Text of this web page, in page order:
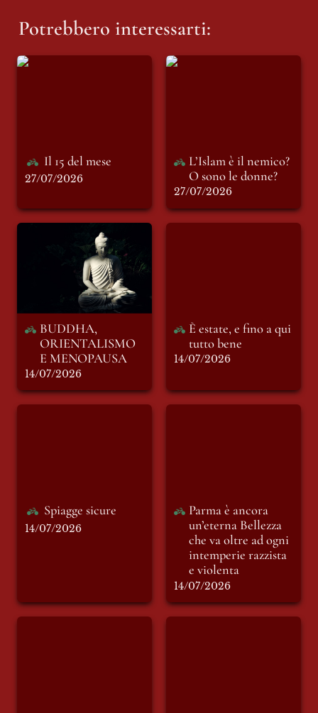
Potrebbero interessarti:
Il 15 del mese
Il 15 del mese
27/07/2026
L’Islam è il nemico?
L’Islam è il nemico?
O sono le donne?
27/07/2026
BUDDHA,
ORIENTALISMO E
MENOPAUSA
BUDDHA,
ORIENTALISMO
E MENOPAUSA
14/07/2026
È estate, e fino a qui
tutto bene
14/07/2026
Spiagge sicure
14/07/2026
Parma è ancora
un’eterna Bellezza
che va oltre ad ogni
intemperie razzista
e violenta
14/07/2026